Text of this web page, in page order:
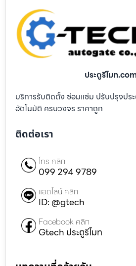
ประตูรีโมท.com
บริการรับติดตั้ง ซ่อมแซ่ม ปรับปรุงปร
อัตโนมัติ ครบวงจร ราคาถูก
ติดต่อเรา
โทร คลิก
099 294 9789
แอดไลน์ คลิก
ID: @gtech
Facebook คลิก
Gtech ประตูรีโมท